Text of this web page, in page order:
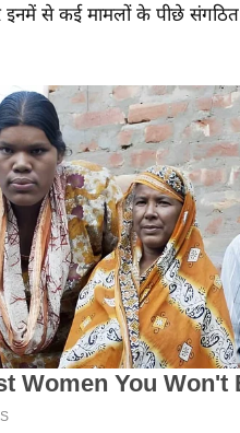
से कई मामलों के पीछे संगठित